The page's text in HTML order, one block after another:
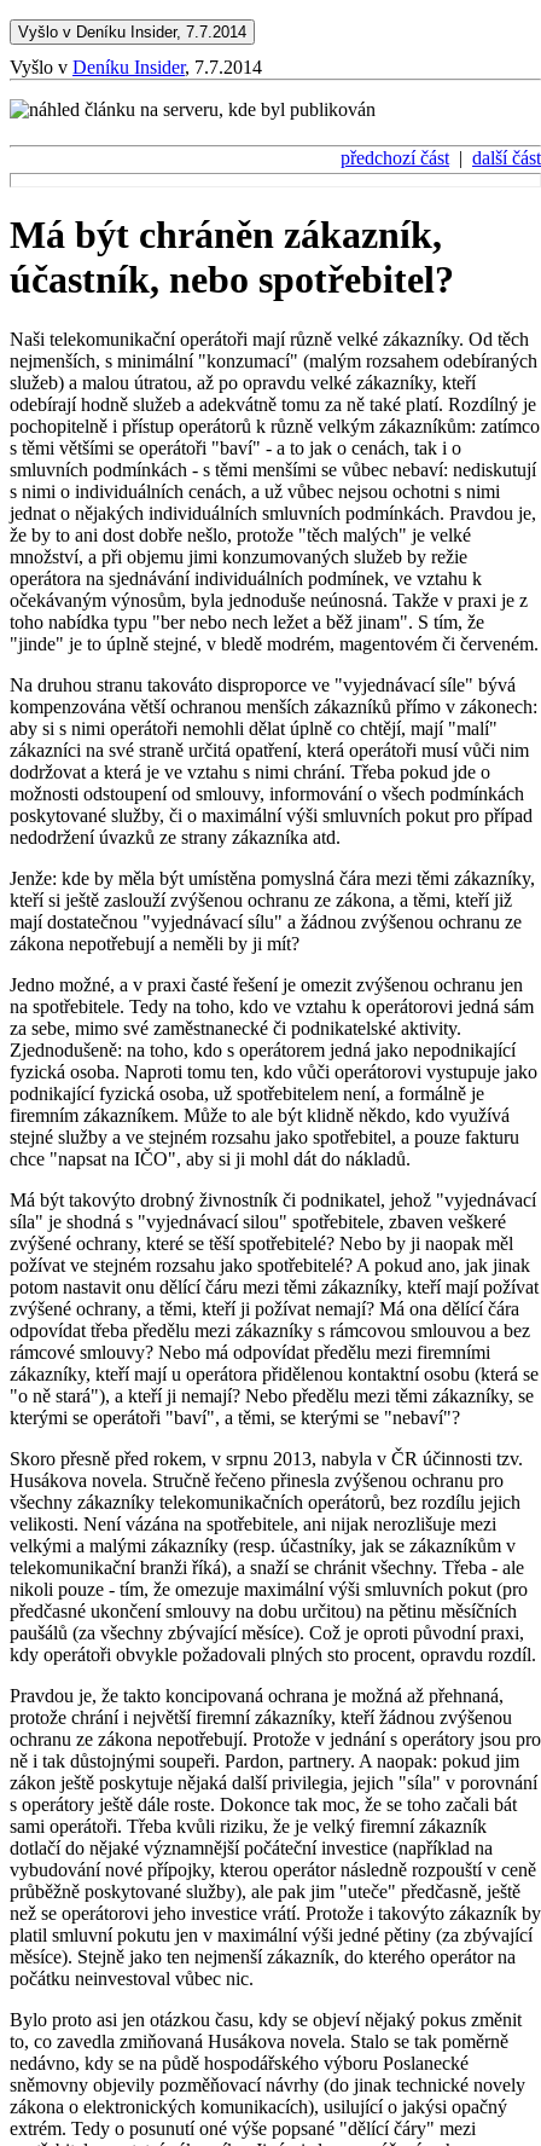
Vyšlo v Deníku Insider, 7.7.2014
Vyšlo v Deníku Insider, 7.7.2014
předchozí část | další část
Má být chráněn zákazník,
účastník, nebo spotřebitel?
Naši telekomunikační operátoři mají různě velké zákazníky. Od těch
nejmenších, s minimální "konzumací" (malým rozsahem odebíraných
služeb) a malou útratou, až po opravdu velké zákazníky, kteří
odebírají hodně služeb a adekvátně tomu za ně také platí. Rozdílný je
pochopitelně i přístup operátorů k různě velkým zákazníkům: zatímco
s těmi většími se operátoři "baví" - a to jak o cenách, tak i o
smluvních podmínkách - s těmi menšími se vůbec nebaví: nediskutují
s nimi o individuálních cenách, a už vůbec nejsou ochotni s nimi
jednat o nějakých individuálních smluvních podmínkách. Pravdou je,
že by to ani dost dobře nešlo, protože "těch malých" je velké
množství, a při objemu jimi konzumovaných služeb by režie
operátora na sjednávání individuálních podmínek, ve vztahu k
očekávaným výnosům, byla jednoduše neúnosná. Takže v praxi je z
toho nabídka typu "ber nebo nech ležet a běž jinam". S tím, že
"jinde" je to úplně stejné, v bledě modrém, magentovém či červeném.
Na druhou stranu takováto disproporce ve "vyjednávací síle" bývá
kompenzována větší ochranou menších zákazníků přímo v zákonech:
aby si s nimi operátoři nemohli dělat úplně co chtějí, mají "malí"
zákazníci na své straně určitá opatření, která operátoři musí vůči nim
dodržovat a která je ve vztahu s nimi chrání. Třeba pokud jde o
možnosti odstoupení od smlouvy, informování o všech podmínkách
poskytované služby, či o maximální výši smluvních pokut pro případ
nedodržení úvazků ze strany zákazníka atd.
Jenže: kde by měla být umístěna pomyslná čára mezi těmi zákazníky,
kteří si ještě zaslouží zvýšenou ochranu ze zákona, a těmi, kteří již
mají dostatečnou "vyjednávací sílu" a žádnou zvýšenou ochranu ze
zákona nepotřebují a neměli by ji mít?
Jedno možné, a v praxi časté řešení je omezit zvýšenou ochranu jen
na spotřebitele. Tedy na toho, kdo ve vztahu k operátorovi jedná sám
za sebe, mimo své zaměstnanecké či podnikatelské aktivity.
Zjednodušeně: na toho, kdo s operátorem jedná jako nepodnikající
fyzická osoba. Naproti tomu ten, kdo vůči operátorovi vystupuje jako
podnikající fyzická osoba, už spotřebitelem není, a formálně je
firemním zákazníkem. Může to ale být klidně někdo, kdo využívá
stejné služby a ve stejném rozsahu jako spotřebitel, a pouze fakturu
chce "napsat na IČO", aby si ji mohl dát do nákladů.
Má být takovýto drobný živnostník či podnikatel, jehož "vyjednávací
síla" je shodná s "vyjednávací silou" spotřebitele, zbaven veškeré
zvýšené ochrany, které se těší spotřebitelé? Nebo by ji naopak měl
požívat ve stejném rozsahu jako spotřebitelé? A pokud ano, jak jinak
potom nastavit onu dělící čáru mezi těmi zákazníky, kteří mají požívat
zvýšené ochrany, a těmi, kteří ji požívat nemají? Má ona dělící čára
odpovídat třeba předělu mezi zákazníky s rámcovou smlouvou a bez
rámcové smlouvy? Nebo má odpovídat předělu mezi firemními
zákazníky, kteří mají u operátora přidělenou kontaktní osobu (která se
"o ně stará"), a kteří ji nemají? Nebo předělu mezi těmi zákazníky, se
kterými se operátoři "baví", a těmi, se kterými se "nebaví"?
Skoro přesně před rokem, v srpnu 2013, nabyla v ČR účinnosti tzv.
Husákova novela. Stručně řečeno přinesla zvýšenou ochranu pro
všechny zákazníky telekomunikačních operátorů, bez rozdílu jejich
velikosti. Není vázána na spotřebitele, ani nijak nerozlišuje mezi
velkými a malými zákazníky (resp. účastníky, jak se zákazníkům v
telekomunikační branži říká), a snaží se chránit všechny. Třeba - ale
nikoli pouze - tím, že omezuje maximální výši smluvních pokut (pro
předčasné ukončení smlouvy na dobu určitou) na pětinu měsíčních
paušálů (za všechny zbývající měsíce). Což je oproti původní praxi,
kdy operátoři obvykle požadovali plných sto procent, opravdu rozdíl.
Pravdou je, že takto koncipovaná ochrana je možná až přehnaná,
protože chrání i největší firemní zákazníky, kteří žádnou zvýšenou
ochranu ze zákona nepotřebují. Protože v jednání s operátory jsou pro
ně i tak důstojnými soupeři. Pardon, partnery. A naopak: pokud jim
zákon ještě poskytuje nějaká další privilegia, jejich "síla" v porovnání
s operátory ještě dále roste. Dokonce tak moc, že se toho začali bát
sami operátoři. Třeba kvůli riziku, že je velký firemní zákazník
dotlačí do nějaké významnější počáteční investice (například na
vybudování nové přípojky, kterou operátor následně rozpouští v ceně
průběžně poskytované služby), ale pak jim "uteče" předčasně, ještě
než se operátorovi jeho investice vrátí. Protože i takovýto zákazník by
platil smluvní pokutu jen v maximální výši jedné pětiny (za zbývající
měsíce). Stejně jako ten nejmenší zákazník, do kterého operátor na
počátku neinvestoval vůbec nic.
Bylo proto asi jen otázkou času, kdy se objeví nějaký pokus změnit
to, co zavedla zmiňovaná Husákova novela. Stalo se tak poměrně
nedávno, kdy se na půdě hospodářského výboru Poslanecké
sněmovny objevily pozměňovací návrhy (do jinak technické novely
zákona o elektronických komunikacích), usilující o jakýsi opačný
extrém. Tedy o posunutí oné výše popsané "dělící čáry" mezi